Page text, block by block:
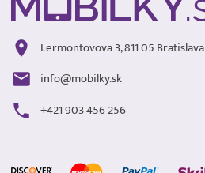
Lermontovova 3, 811 05 Bratislava
info@mobilky.sk
+421 903 456 256